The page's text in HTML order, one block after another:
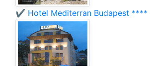
✔️ Hotel Mediterran Budapest ****